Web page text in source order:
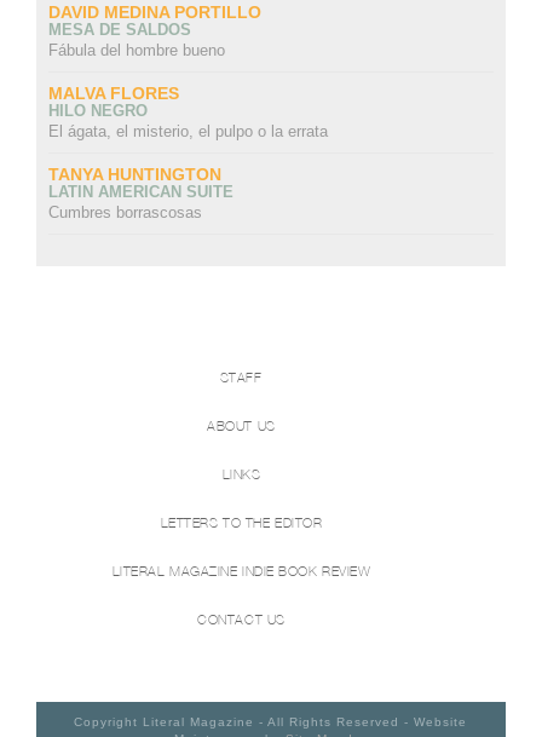
DAVID MEDINA PORTILLO
MESA DE SALDOS
Fábula del hombre bueno
MALVA FLORES
HILO NEGRO
El ágata, el misterio, el pulpo o la errata
TANYA HUNTINGTON
LATIN AMERICAN SUITE
Cumbres borrascosas
STAFF
ABOUT US
LINKS
LETTERS TO THE EDITOR
LITERAL MAGAZINE INDIE BOOK REVIEW
CONTACT US
Copyright Literal Magazine - All Rights Reserved - Website